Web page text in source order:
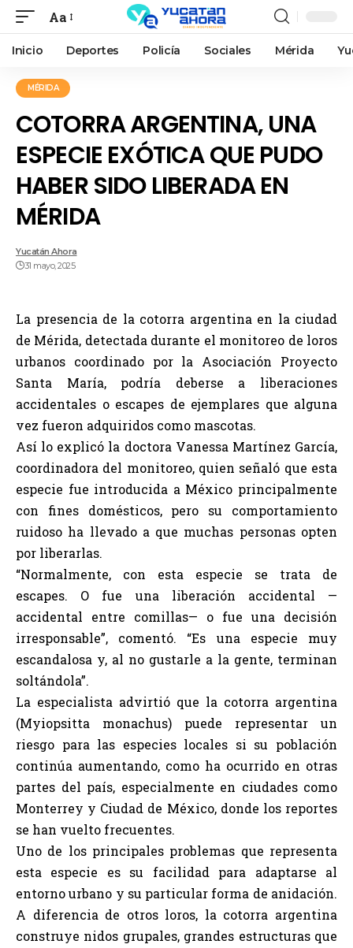
Aa
Inicio Deportes Policía Sociales Mérida
MÉRIDA
COTORRA ARGENTINA, UNA
ESPECIE EXÓTICA QUE PUDO
HABER SIDO LIBERADA EN
MÉRIDA
Yucatán Ahora
31 mayo, 2025
La presencia de la cotorra argentina en la ciudad
de Mérida, detectada durante el monitoreo de loros
urbanos coordinado por la Asociación Proyecto
Santa María, podría deberse a liberaciones
accidentales o escapes de ejemplares que alguna
vez fueron adquiridos como mascotas.
Así lo explicó la doctora Vanessa Martínez García,
coordinadora del monitoreo, quien señaló que esta
especie fue introducida a México principalmente
con fines domésticos, pero su comportamiento
ruidoso ha llevado a que muchas personas opten
por liberarlas.
“Normalmente, con esta especie se trata de
escapes. O fue una liberación accidental —
accidental entre comillas— o fue una decisión
irresponsable”, comentó. “Es una especie muy
escandalosa y, al no gustarle a la gente, terminan
soltándola”.
La especialista advirtió que la cotorra argentina
(Myiopsitta monachus) puede representar un
riesgo para las especies locales si su población
continúa aumentando, como ha ocurrido en otras
partes del país, especialmente en ciudades como
Monterrey y Ciudad de México, donde los reportes
se han vuelto frecuentes.
Uno de los principales problemas que representa
esta especie es su facilidad para adaptarse al
entorno urbano y su particular forma de anidación.
A diferencia de otros loros, la cotorra argentina
construye nidos grupales, grandes estructuras que